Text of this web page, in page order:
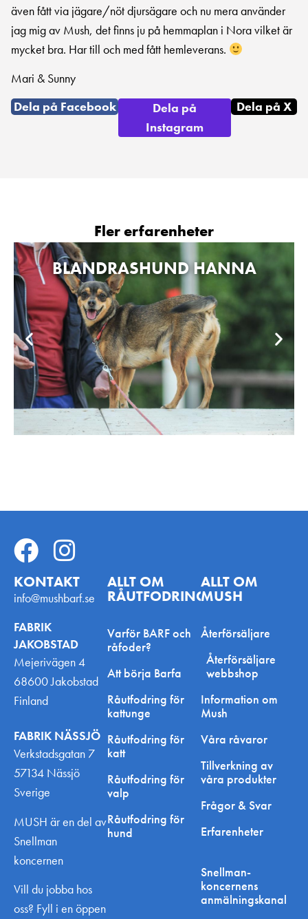
även fått via jägare/nöt djursägare och nu mera använder
jag mig av Mush, det finns ju på hemmaplan i Nora vilket är
mycket bra. Har till och med fått hemleverans.
Mari & Sunny
Dela på Facebook
Dela på
Instagram
Dela på X
Fler erfarenheter
BLANDRASHUND HANNA
KONTAKT
info@mushbarf.se
FABRIK
JAKOBSTAD
Mejerivägen 4
68600 Jakobstad
Finland
FABRIK NÄSSJÖ
Verkstadsgatan 7
57134 Nässjö
Sverige
MUSH är en del av
Snellman
koncernen
Vill du jobba hos
oss? Fyll i en öppen
ALLT OM
RÅUTFODRING
Varför BARF och
råfoder?
Att börja Barfa
Råutfodring för
kattunge
Råutfodring för
katt
Råutfodring för
valp
Råutfodring för
hund
ALLT OM
MUSH
Återförsäljare
Återförsäljare
webbshop
Information om
Mush
Våra råvaror
Tillverkning av
våra produkter
Frågor & Svar
Erfarenheter
Snellman-
koncernens
anmälningskanal